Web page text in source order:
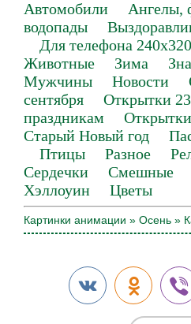
Автомобили Ангелы,
водопады
Для телефона 240х320
Животные
Зима
Мужчины
Новости
сентября
Открытки
праздникам
Старый Новый год
Птицы
Разное
Сердечки
Смешные
Хэллоуин
Цветы
Картинки анимации » Осень »